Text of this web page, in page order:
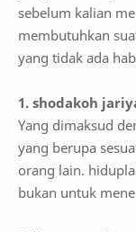
sebelum kalian
membutuhkan
yang tidak ada
1. shodakoh
Yang dimaksud
yang berupa
orang lain.
bukan untuk